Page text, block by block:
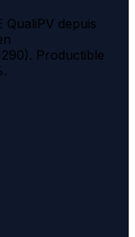
QualiPV depuis
Productible